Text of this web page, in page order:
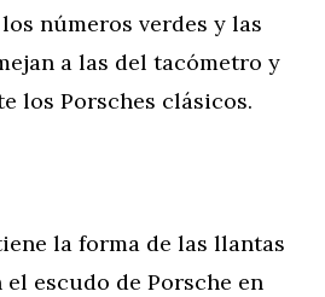
números verdes y las
a las del tacómetro y
los Porsches clásicos.
la forma de las llantas
el escudo de Porsche en